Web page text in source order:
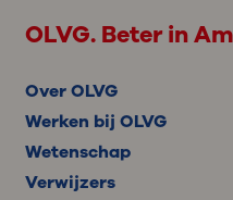
OLVG. Beter in
Over OLVG
Werken bij OLVG
Wetenschap
Verwijzers